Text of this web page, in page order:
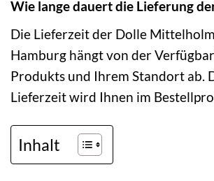
Wie lange dauert die Lieferung
Die Lieferzeit der Dolle
Hamburg hängt von der
Produkts und Ihrem Standort ab.
Lieferzeit wird Ihnen im
Inhalt